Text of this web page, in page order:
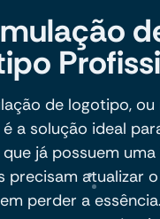
de logotipo, ou
a solução ideal
já possuem
precisam atualizar
perder a